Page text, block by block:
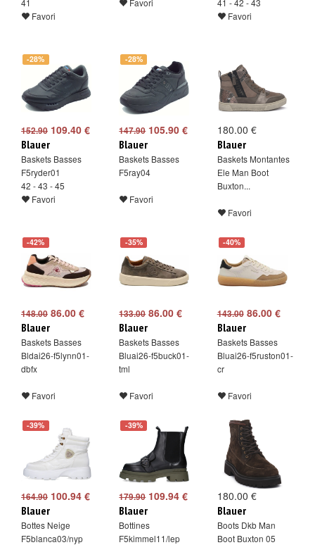
41
Favori
Favori
41 - 42 - 43
Favori
-28%
152.90 109.40 €
Blauer
Baskets Basses
F5ryder01
42 - 43 - 45
Favori
-28%
147.90105.90 €
Blauer
Baskets Basses
F5ray04
Favori
180.00 €
Blauer
Baskets Montantes
Ele Man Boot
Buxton...
Favori
-42%
148.00 86.00 €
Blauer
Baskets Basses
Bldai26-f5lynn01-
dbfx
Favori
-35%
133.0086.00 €
Blauer
Baskets Basses
Bluai26-f5buck01-
tml
Favori
-40%
143.0086.00 €
Blauer
Baskets Basses
Bluai26-f5ruston01-
cr
Favori
-39%
164.90 100.94 €
Blauer
Bottes Neige
F5blanca03/nyp
-39%
179.90109.94 €
Blauer
Bottines
F5kimmel11/lep
180.00 €
Blauer
Boots Dkb Man
Boot Buxton 05